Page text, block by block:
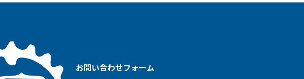
お問い合わせフォーム